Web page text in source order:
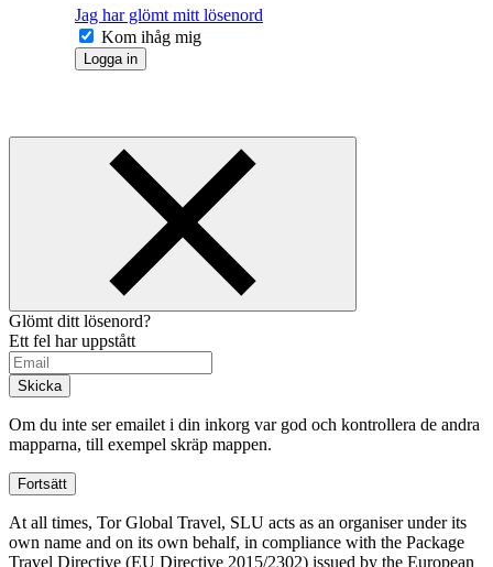
Jag har glömt mitt lösenord
Kom ihåg mig
Logga in
Glömt ditt lösenord?
Ett fel har uppstått
Skicka
Om du inte ser emailet i din inkorg var god och kontrollera de andra
mapparna, till exempel skräp mappen.
Fortsätt
At all times, Tor Global Travel, SLU acts as an organiser under its
own name and on its own behalf, in compliance with the Package
Travel Directive (EU Directive 2015/2302) issued by the European